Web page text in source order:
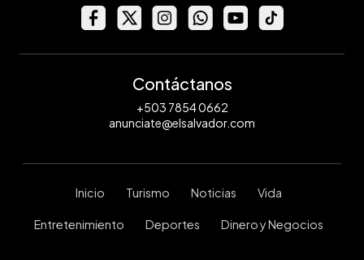
Contáctanos
+503 7854 0662
anunciate@elsalvador.com
Inicio Turismo Noticias Vida
Entretenimiento Deportes Dinero y Negocios